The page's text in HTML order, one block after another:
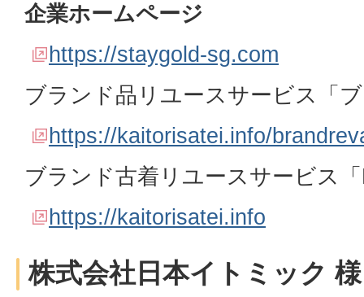
企業ホームページ
https://staygold-sg.com
ブランド品リユースサービス「
https://kaitorisatei.info/
ブランド古着リユースサービス
https://kaitorisatei.info
株式会社日本イトミック 様